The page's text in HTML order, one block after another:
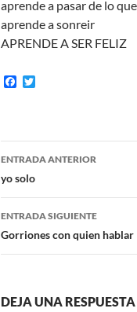
aprende a pasar de lo
aprende a sonreir
APRENDE A SER FELIZ
F
o
o
e
r
Navegación
de
entradas
ENTRADA ANTERIOR
yo solo
ENTRADA SIGUIENTE
Gorriones con quien hablar
DEJA UNA RESPUESTA